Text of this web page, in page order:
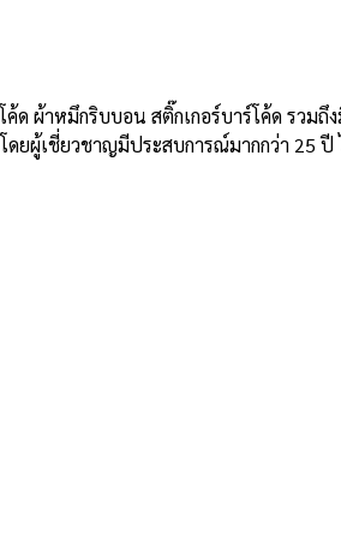
ด ผ้าหมึกริบบอน สติ๊กเกอร์บาร์โค้ด รวมถึ
ดยผู้เชี่ยวชาญมีประสบการณ์มากกว่า 25